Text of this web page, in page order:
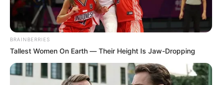
Colprensa
Subsidio de Renta Ciudadana
Por:Alerta Bogotá
Agosto 22, 2023
BRAINBERRIES
Tallest Women On Earth — Their Height Is Jaw-Dropping